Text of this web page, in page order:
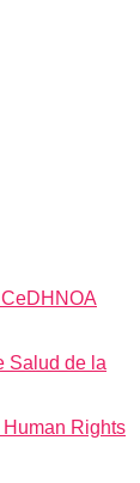
Salud de la
Rights